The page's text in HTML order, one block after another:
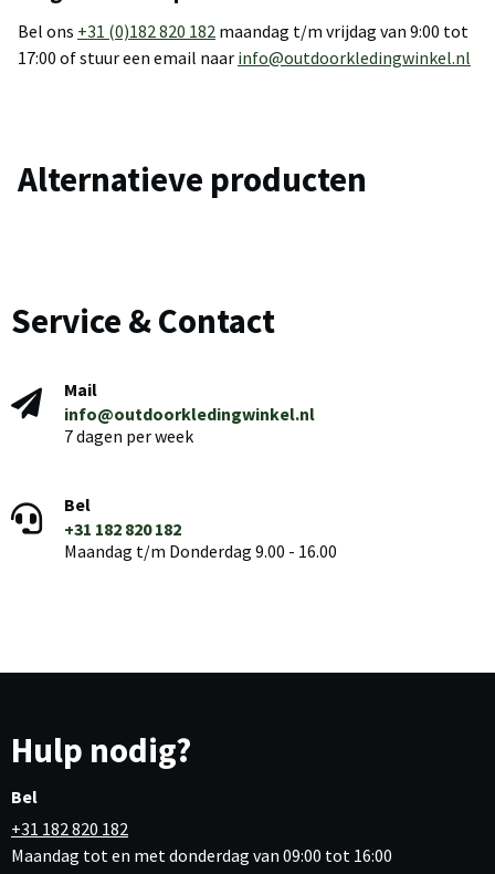
Bel ons +31 (0)182 820 182 maandag t/m vrijdag van 9:00 tot
17:00 of stuur een email naar info@outdoorkledingwinkel.nl
Alternatieve producten
Service & Contact
Mail
info@outdoorkledingwinkel.nl
7 dagen per week
Bel
+31 182 820 182
Maandag t/m Donderdag 9.00 - 16.00
Hulp nodig?
Bel
+31 182 820 182
Maandag tot en met donderdag van 09:00 tot 16:00